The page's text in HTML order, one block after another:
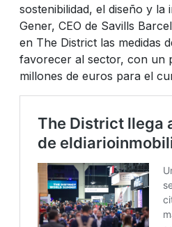
sostenibilidad, el diseño y la
Gener, CEO de Savills
en The District las medidas
favorecer al sector, con un
millones de euros para el